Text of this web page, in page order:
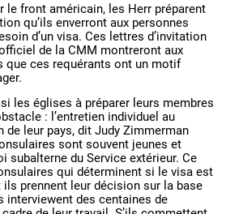
le front américain, les Herr préparent
qu’ils enverront aux personnes
d’un visa. Ces lettres d’invitation
de la CMM montreront aux
que ces requérants ont un motif
les églises à préparer leurs membres
: l’entretien individuel au
de leur pays, dit Judy Zimmerman
sont souvent jeunes et
subalterne du Service extérieur. Ce
qui déterminent si le visa est
ils prennent leur décision sur la base
interviewent des centaines de